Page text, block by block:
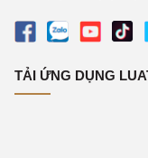
TẢI ỨNG DỤNG